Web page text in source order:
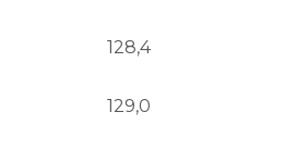
128,4
129,0